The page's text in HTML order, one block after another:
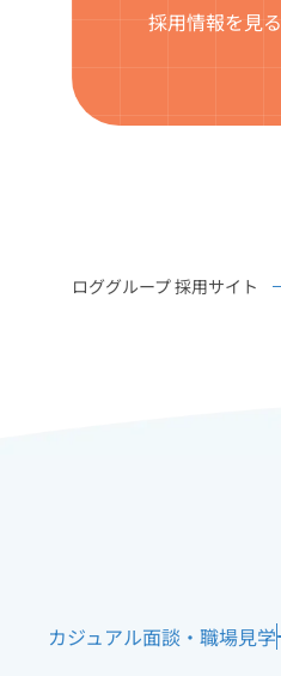
採用情報を見る
ロググループ 採用サイト
カジュアル面談 ・職場見学